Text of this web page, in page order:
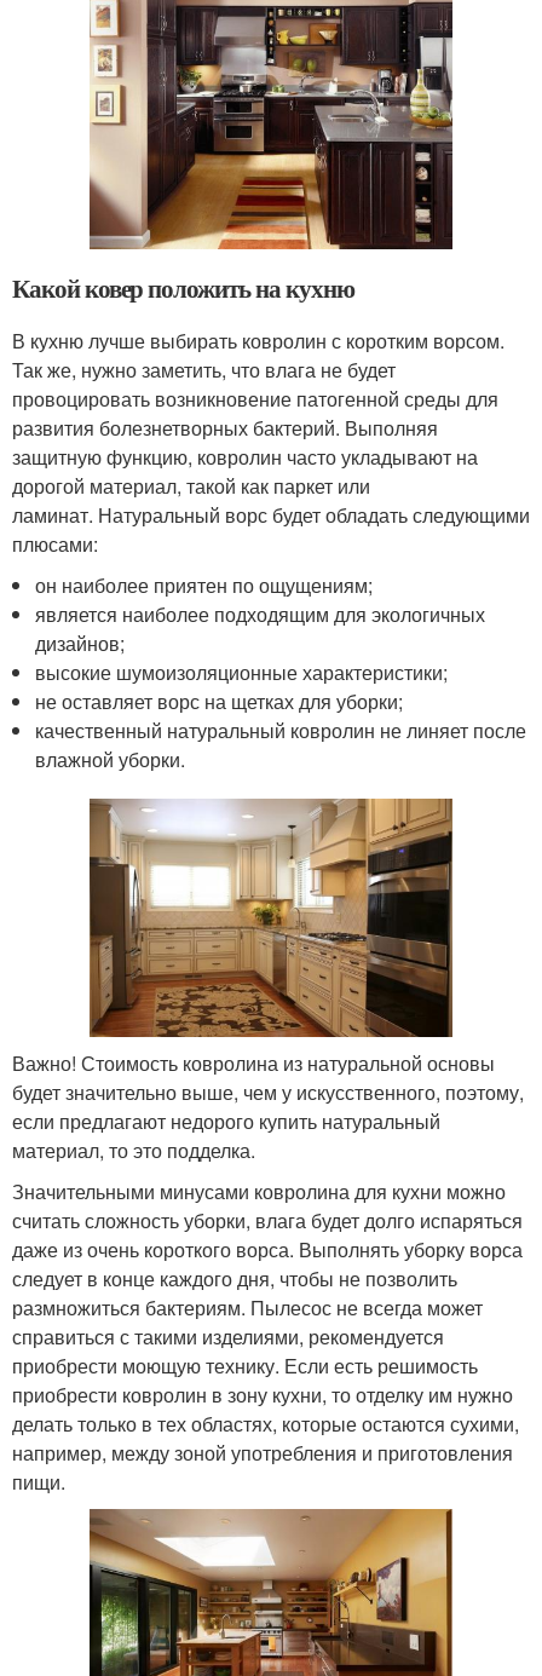
Какой ковер положить на кухню
В кухню лучше выбирать ковролин с коротким ворсом.
Так же, нужно заметить, что влага не будет
провоцировать возникновение патогенной среды для
развития болезнетворных бактерий. Выполняя
защитную функцию, ковролин часто укладывают на
дорогой материал, такой как паркет или
ламинат. Натуральный ворс будет обладать следующими
плюсами:
он наиболее приятен по ощущениям;
является наиболее подходящим для экологичных
дизайнов;
высокие шумоизоляционные характеристики;
не оставляет ворс на щетках для уборки;
качественный натуральный ковролин не линяет после
влажной уборки.
Важно! Стоимость ковролина из натуральной основы
будет значительно выше, чем у искусственного, поэтому,
если предлагают недорого купить натуральный
материал, то это подделка.
Значительными минусами ковролина для кухни можно
считать сложность уборки, влага будет долго испаряться
даже из очень короткого ворса. Выполнять уборку ворса
следует в конце каждого дня, чтобы не позволить
размножиться бактериям. Пылесос не всегда может
справиться с такими изделиями, рекомендуется
приобрести моющую технику. Если есть решимость
приобрести ковролин в зону кухни, то отделку им нужно
делать только в тех областях, которые остаются сухими,
например, между зоной употребления и приготовления
пищи.